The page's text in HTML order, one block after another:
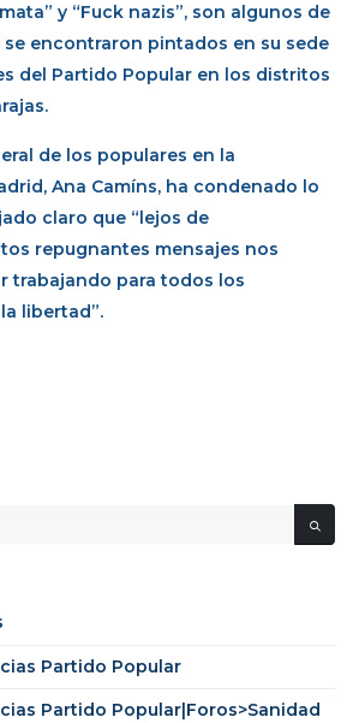
y “Fuck nazis”, son algunos de
se encontraron pintados en su sede
del Partido Popular en los distritos
de los populares en la
Ana Camíns, ha condenado lo
claro que “lejos de
repugnantes mensajes nos
trabajando para todos los
libertad”.
Partido Popular
Partido Popular|Foros>Sanidad